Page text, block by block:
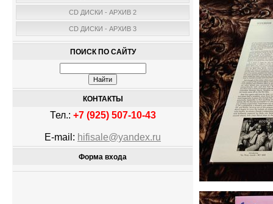
CD ДИСКИ - АРХИВ 2
CD ДИСКИ - АРХИВ 3
ПОИСК ПО САЙТУ
КОНТАКТЫ
Тел.: +7 (925) 507-10-43
E-mail: hifisale@yandex.ru
Форма входа